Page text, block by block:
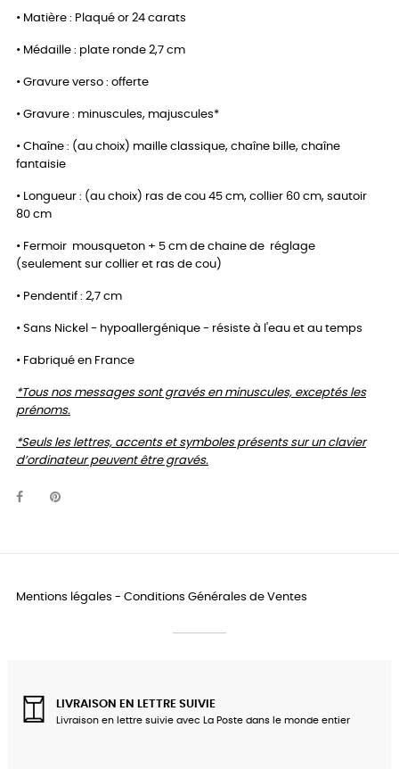
• Matière : Plaqué or 24 carats
• Médaille : plate ronde 2,7 cm
• Gravure verso : offerte
• Gravure : minuscules, majuscules*
• Chaîne : (au choix) maille classique, chaîne bille, chaîne
fantaisie
• Longueur : (au choix) ras de cou 45 cm, collier 60 cm, sautoir
80 cm
• Fermoir mousqueton + 5 cm de chaine de réglage
(seulement sur collier et ras de cou)
• Pendentif : 2,7 cm
• Sans Nickel - hypoallergénique - résiste à l'eau et au temps
• Fabriqué en France
*Tous nos messages sont gravés en minuscules, exceptés les
prénoms.
*Seuls les lettres, accents et symboles présents sur un clavier
d’ordinateur peuvent être gravés.
Mentions légales - Conditions Générales de Ventes
LIVRAISON EN LETTRE SUIVIE
Livraison en lettre suivie avec La Poste dans le monde entier